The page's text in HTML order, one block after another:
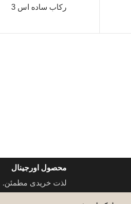
رکاب ساده اس 3
محصول اورجینال
لذت خریدی مطمئن.